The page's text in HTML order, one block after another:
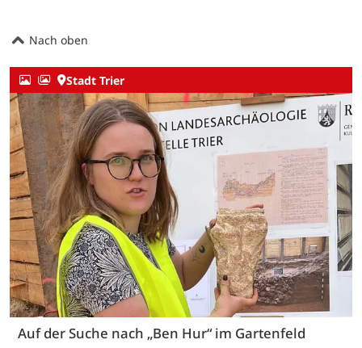
Nach oben
Stadt Trier
Auf der Suche nach „Ben Hur“ im Gartenfeld